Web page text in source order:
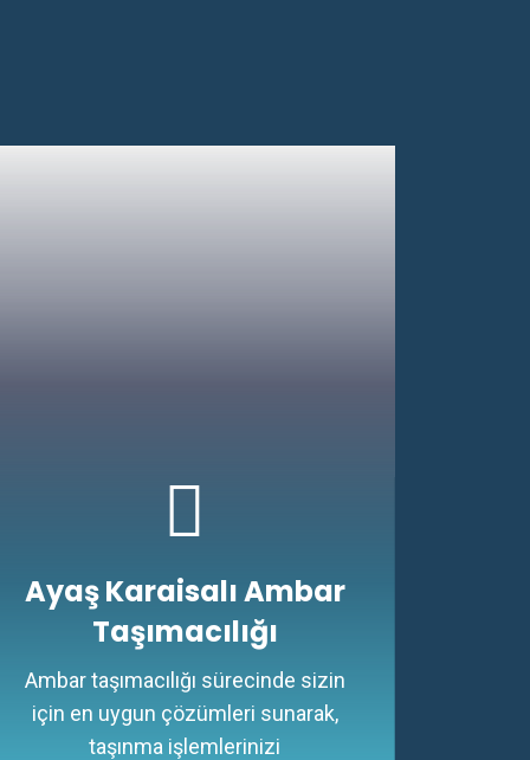
Ayaş Karaisalı Ambar
Taşımacılığı
Ambar taşımacılığı sürecinde sizin
için en uygun çözümleri sunarak,
taşınma işlemlerinizi